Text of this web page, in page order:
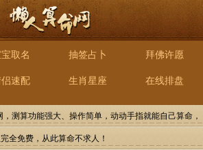
取名 抽签占卜 拜佛许愿
速配 生肖星座 在线排盘
测算功能强大、操作简单，动动手指就能自己算命，
全免费，从此算命不求人！